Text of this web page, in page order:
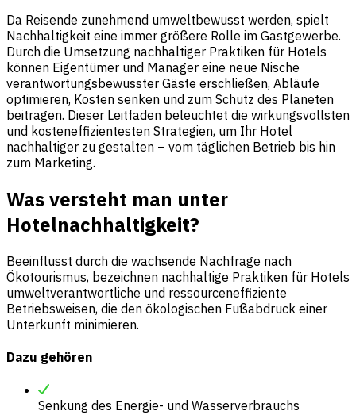
Da Reisende zunehmend umweltbewusst werden, spielt
Nachhaltigkeit eine immer größere Rolle im Gastgewerbe.
Durch die Umsetzung nachhaltiger Praktiken für Hotels
können Eigentümer und Manager eine neue Nische
verantwortungsbewusster Gäste erschließen, Abläufe
optimieren, Kosten senken und zum Schutz des Planeten
beitragen. Dieser Leitfaden beleuchtet die wirkungsvollsten
und kosteneffizientesten Strategien, um Ihr Hotel
nachhaltiger zu gestalten – vom täglichen Betrieb bis hin
zum Marketing.
Was versteht man unter
Hotelnachhaltigkeit?
Beeinflusst durch die wachsende Nachfrage nach
Ökotourismus, bezeichnen nachhaltige Praktiken für Hotels
umweltverantwortliche und ressourceneffiziente
Betriebsweisen, die den ökologischen Fußabdruck einer
Unterkunft minimieren.
Dazu gehören
Senkung des Energie- und Wasserverbrauchs